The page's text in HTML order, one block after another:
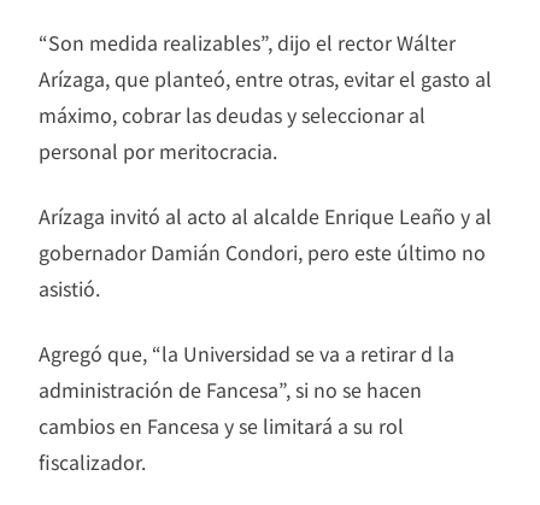
“Son medida realizables”, dijo el rector Wálter
Arízaga, que planteó, entre otras, evitar el gasto al
máximo, cobrar las deudas y seleccionar al
personal por meritocracia.
Arízaga invitó al acto al alcalde Enrique Leaño y al
gobernador Damián Condori, pero este último no
asistió.
Agregó que, “la Universidad se va a retirar d la
administración de Fancesa”, si no se hacen
cambios en Fancesa y se limitará a su rol
fiscalizador.